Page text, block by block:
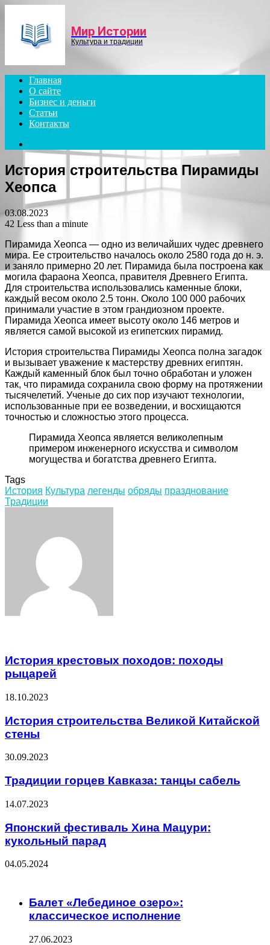
Мир Истории
Культура и традиции
Главная
О сайте
Бизнес и деньги
Статьи
Контакты
for
История строительства Пирамиды
Хеопса
03.08.2023
42 Less than a minute
Пирамида Хеопса — одно из величайших чудес древнего
мира. Ее строительство началось около 2580 года до н. э.
и заняло примерно 20 лет. Пирамида была построена как
могила фараона Хеопса, правителя Древнего Египта.
Для строительства использовались каменные блоки,
каждый весом около 2.5 тонн. Около 100 000 рабочих
принимали участие в этом грандиозном проекте.
Пирамида Хеопса имеет высоту около 146 метров и
является самой высокой из египетских пирамид.
История строительства Пирамиды Хеопса полна загадок
и вызывает уважение к мастерству древних египтян.
Каждый каменный блок был точно обработан и уложен
так, что пирамида сохранила свою форму на протяжении
тысячелетий. Ученые до сих пор изучают технологии,
использованные при ее возведении, и восхищаются
точностью и сложностью этого процесса.
Пирамида Хеопса является великолепным
примером инженерного искусства и символом
могущества и богатства древнего Египта.
Tags
История Культура легенды обряды празднование
Традиции
История крестовых походов: походы
рыцарей
18.10.2023
История строительства Великой Китайской
стены
30.09.2023
Традиции горцев Кавказа: танцы сабель
14.07.2023
Японский фестиваль Хина Мацури:
кукольный парад
04.05.2024
Балет «Лебединое озеро»:
классическое исполнение
27.06.2023